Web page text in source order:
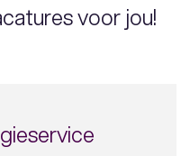
voor jou!